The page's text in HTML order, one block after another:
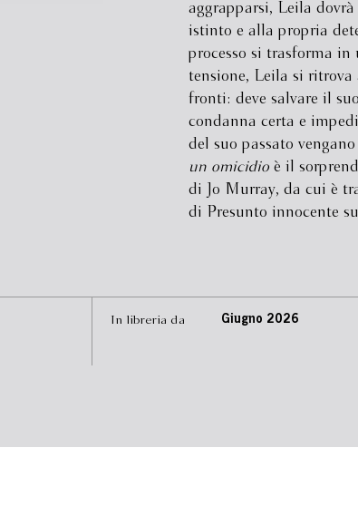
aggrapparsi, Leila
istinto e alla propria
processo si trasforma
tensione, Leila si ritrova
fronti: deve salvare il
condanna certa e
del suo passato
un omicidioè il
di Jo Murray, da cui è
di Presunto innocente
In libreria da Giugno 2026